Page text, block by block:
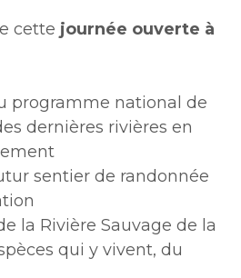
cette journée ouverte à
programme national de
dernières rivières en
sentier de randonnée
la Rivière Sauvage de la
qui y vivent, du